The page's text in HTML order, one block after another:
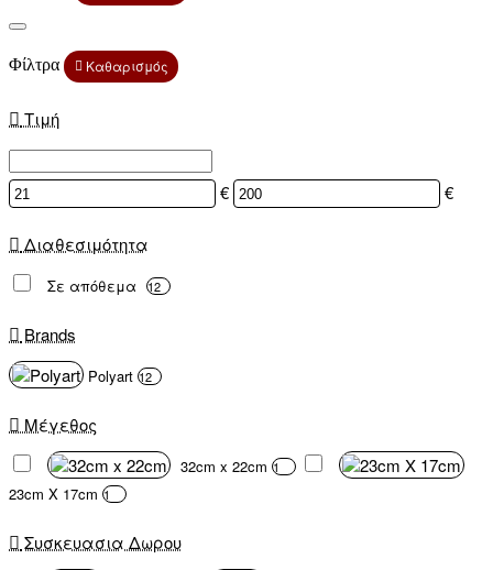
Φίλτρα Καθαρισμός
Τιμή
€ €
Διαθεσιμότητα
Σε απόθεμα 12
Brands
Polyart 12
Μέγεθος
32cm x 22cm 1
23cm X 17cm 1
Συσκευασια Δωρου